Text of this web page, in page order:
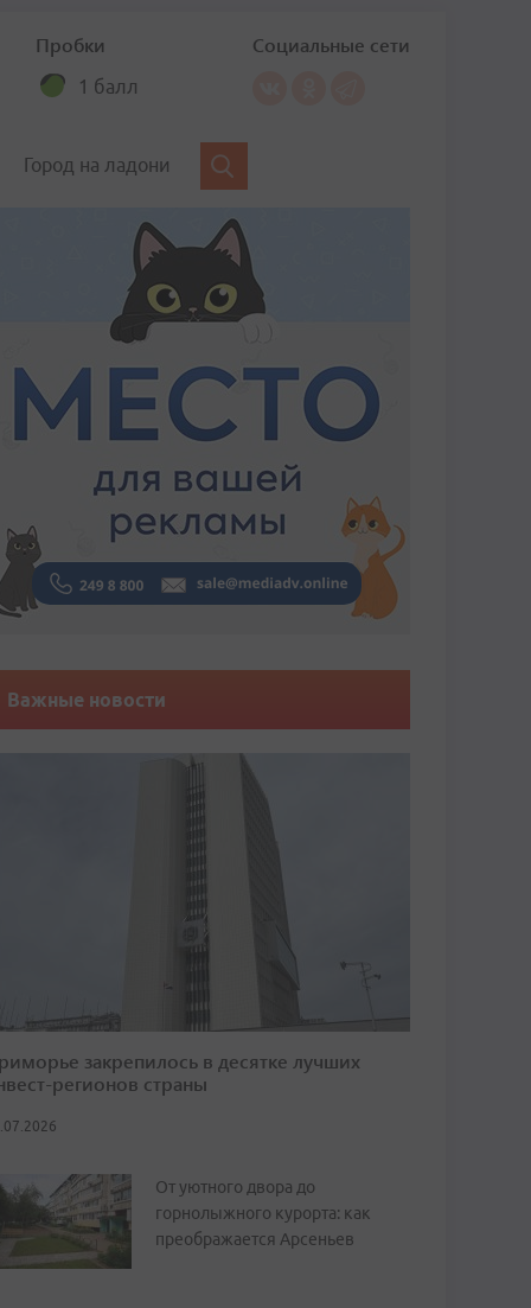
Пробки
1 балл
Социальные сети
Город на ладони
Важные новости
закрепилось в десятке лучших
регионов страны
От уютного двора до
горнолыжного курорта: как
преображается Арсеньев